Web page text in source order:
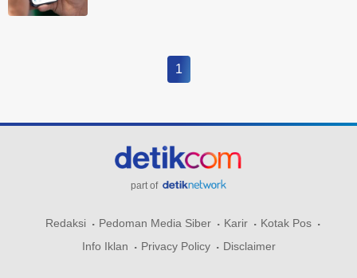
1
part of
Redaksi Pedoman Media Siber Karir
Kotak Pos
Info Iklan
Privacy Policy Disclaimer